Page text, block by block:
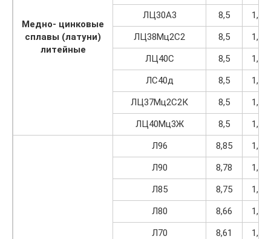
Медно- цинковые
сплавы (латуни)
литейные
ЛЦ30А3
8,5
1,08
ЛЦ38Мц2С2
8,5
1,08
ЛЦ40С
8,5
1,08
ЛС40д
8,5
1,08
ЛЦ37Мц2С2К
8,5
1,08
ЛЦ40Мц3Ж
8,5 1,08
Л96 8,85
1,12
Л90
8,78
1,12
Л85
8,75
1,11
Л80
8,66
1,10
Л70
8,61
1,09